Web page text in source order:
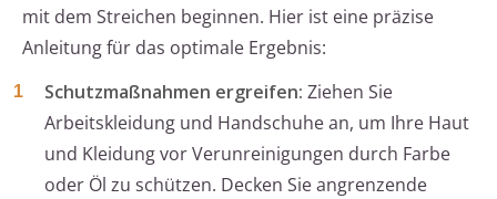
mit dem Streichen beginnen. Hier ist eine präzise
Anleitung für das optimale Ergebnis:
Schutzmaßnahmen ergreifen: Ziehen Sie
Arbeitskleidung und Handschuhe an, um Ihre Haut
und Kleidung vor Verunreinigungen durch Farbe
oder Öl zu schützen. Decken Sie angrenzende